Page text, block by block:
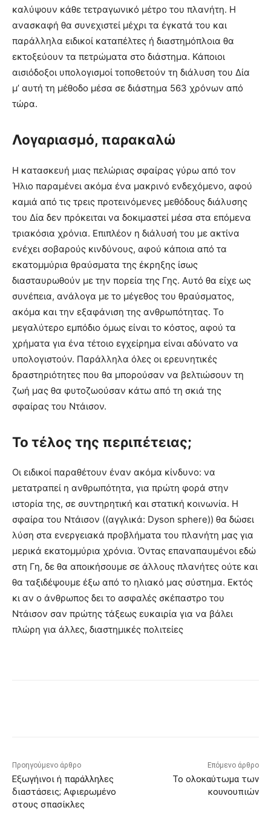
καλύψουν κάθε τετραγωνικό μέτρο του πλανήτη. Η
ανασκαφή θα συνεχιστεί μέχρι τα έγκατά του και
παράλληλα ειδικοί καταπέλτες ή διαστημόπλοια θα
εκτοξεύουν τα πετρώματα στο διάστημα. Κάποιοι
αισιόδοξοι υπολογισμοί τοποθετούν τη διάλυση του Δία
μ’ αυτή τη μέθοδο μέσα σε διάστημα 563 χρόνων από
τώρα.
Λογαριασμό, παρακαλώ
Η κατασκευή μιας πελώριας σφαίρας γύρω από τον
Ήλιο παραμένει ακόμα ένα μακρινό ενδεχόμενο, αφού
καμιά από τις τρεις προτεινόμενες μεθόδους διάλυσης
του Δία δεν πρόκειται να δοκιμαστεί μέσα στα επόμενα
τριακόσια χρόνια. Επιπλέον η διάλυσή του με ακτίνα
ενέχει σοβαρούς κινδύνους, αφού κάποια από τα
εκατομμύρια θραύσματα της έκρηξης ίσως
διασταυρωθούν με την πορεία της Γης. Αυτό θα είχε ως
συνέπεια, ανάλογα με το μέγεθος του θραύσματος,
ακόμα και την εξαφάνιση της ανθρωπότητας. Το
μεγαλύτερο εμπόδιο όμως είναι το κόστος, αφού τα
χρήματα για ένα τέτοιο εγχείρημα είναι αδύνατο να
υπολογιστούν. Παράλληλα όλες οι ερευνητικές
δραστηριότητες που θα μπορούσαν να βελτιώσουν τη
ζωή μας θα φυτοζωούσαν κάτω από τη σκιά της
σφαίρας του Ντάισον.
Το τέλος της περιπέτειας;
Οι ειδικοί παραθέτουν έναν ακόμα κίνδυνο: να
μετατραπεί η ανθρωπότητα, για πρώτη φορά στην
ιστορία της, σε συντηρητική και στατική κοινωνία. Η
σφαίρα του Ντάισον ((αγγλικά: Dyson sphere)) θα δώσει
λύση στα ενεργειακά προβλήματα του πλανήτη μας για
μερικά εκατομμύρια χρόνια. Όντας επαναπαυμένοι εδώ
στη Γη, δε θα αποικήσουμε σε άλλους πλανήτες ούτε και
θα ταξιδέψουμε έξω από το ηλιακό μας σύστημα. Εκτός
κι αν ο άνθρωπος δει το ασφαλές σκέπαστρο του
Ντάισον σαν πρώτης τάξεως ευκαιρία για να βάλει
πλώρη για άλλες, διαστημικές πολιτείες
Προηγούμενο άρθρο
Εξωγήινοι ή παράλληλες
διαστάσεις; Αφιερωμένο
στους σπασίκλες
Επόμενο άρθρο
Το ολοκαύτωμα των
κουνουπιών